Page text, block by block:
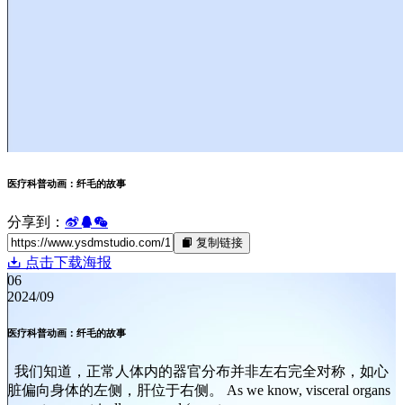
医疗科普动画：纤毛的故事
分享到：
复制链接
点击下载海报
06
2024/09
医疗科普动画：纤毛的故事
我们知道，正常人体内的器官分布并非左右完全对称，如心
脏偏向身体的左侧，肝位于右侧。 As we know, visceral organs